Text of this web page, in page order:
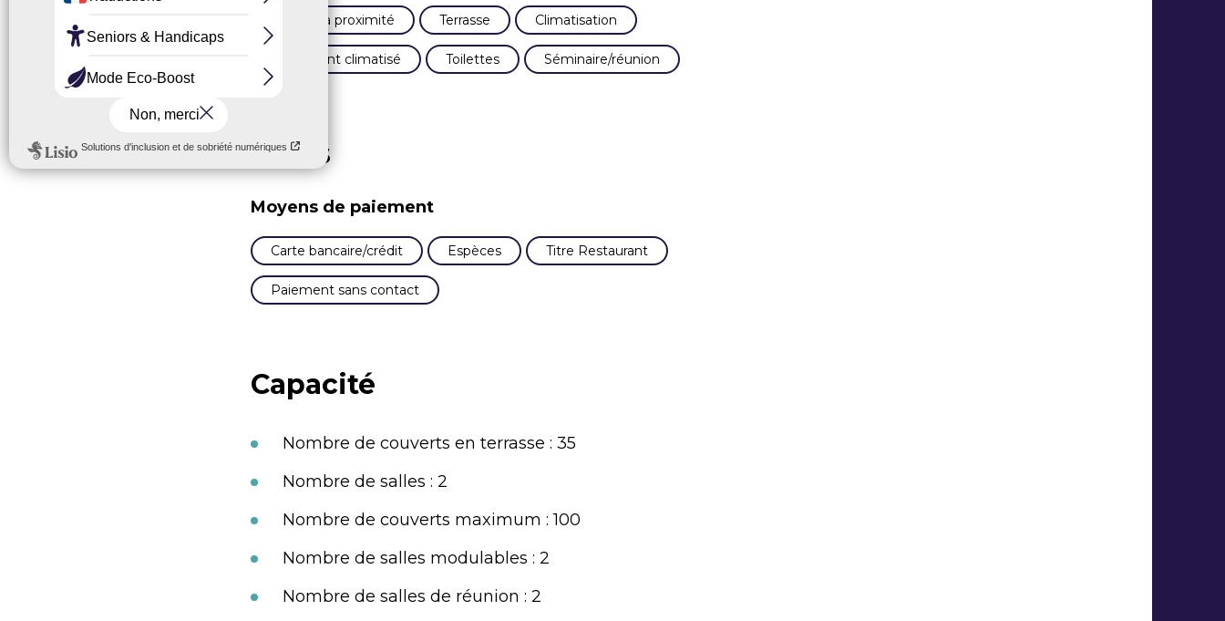
Parking à proximité Terrasse Climatisation
Restaurant climatisé Toilettes Séminaire/réunion
Tarifs
Moyens de paiement
Carte bancaire/crédit Espèces Titre Restaurant
Paiement sans contact
Capacité
Nombre de couverts en terrasse : 35
Nombre de salles : 2
Nombre de couverts maximum : 100
Nombre de salles modulables : 2
Nombre de salles de réunion : 2